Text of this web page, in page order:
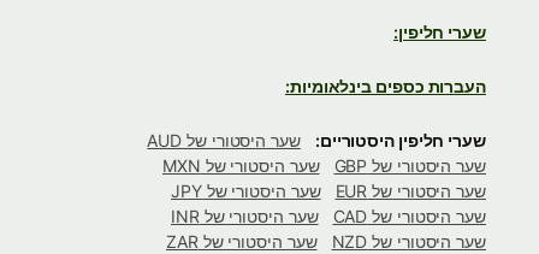
שערי חליפין:
העברות כספים בינלאומיות:
שערי חליפין היסטוריים:
שער היסטורי של AUD
שער היסטורי של GBP
שער היסטורי של MXN
שער היסטורי של EUR
שער היסטורי של JPY
שער היסטורי של CAD
שער היסטורי של INR
שער היסטורי של NZD
שער היסטורי של ZAR